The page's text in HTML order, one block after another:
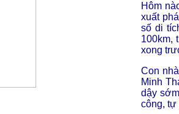
Hôm
xuất
số di
100km,
xong
Con
Minh
dậy
công, tự